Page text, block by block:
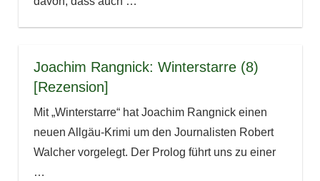
Joachim Rangnick: Winterstarre (8)
[Rezension]
Mit „Winterstarre“ hat Joachim Rangnick einen
neuen Allgäu-Krimi um den Journalisten Robert
Walcher vorgelegt. Der Prolog führt uns zu einer
…